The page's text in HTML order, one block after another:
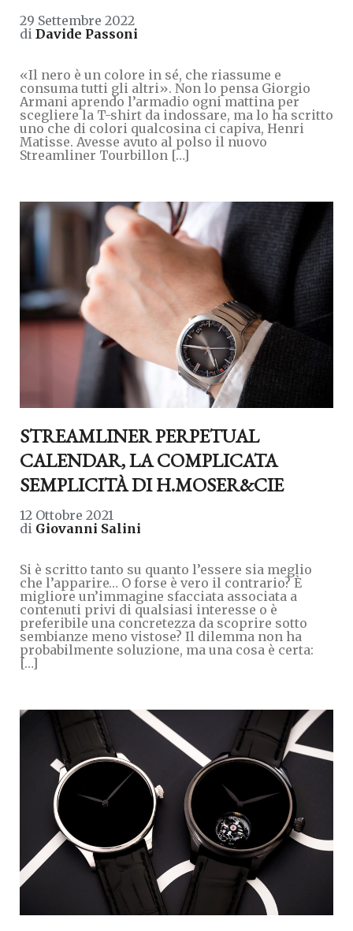
29 Settembre 2022
di Davide Passoni
«Il nero è un colore in sé, che riassume e
consuma tutti gli altri». Non lo pensa Giorgio
Armani aprendo l’armadio ogni mattina per
scegliere la T-shirt da indossare, ma lo ha scritto
uno che di colori qualcosina ci capiva, Henri
Matisse. Avesse avuto al polso il nuovo
Streamliner Tourbillon […]
STREAMLINER PERPETUAL
CALENDAR, LA COMPLICATA
SEMPLICITÀ DI H.MOSER&CIE
12 Ottobre 2021
di Giovanni Salini
Si è scritto tanto su quanto l’essere sia meglio
che l’apparire… O forse è vero il contrario? È
migliore un’immagine sfacciata associata a
contenuti privi di qualsiasi interesse o è
preferibile una concretezza da scoprire sotto
sembianze meno vistose? Il dilemma non ha
probabilmente soluzione, ma una cosa è certa:
[…]